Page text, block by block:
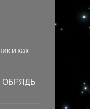
и как
ОБРЯДЫ